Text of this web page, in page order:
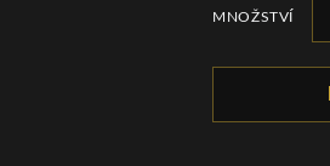
MNOŽSTVÍ